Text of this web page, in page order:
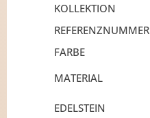
KOLLEKTION
REFERENZNUMMER
FARBE
MATERIAL
EDELSTEIN